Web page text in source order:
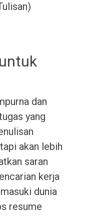
dan
yang
akan lebih
saran
kerja
dunia
resume